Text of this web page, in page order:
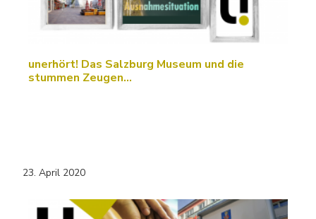
unerhört! Das Salzburg Museum und die
stummen Zeugen…
23. April 2020